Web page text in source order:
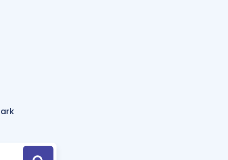
Hesaplama Aracı
için Öneriler
Tek Takvimde
Hoca ile seni sınava hazırlayacak onlarca eğitim seni bekliyor!